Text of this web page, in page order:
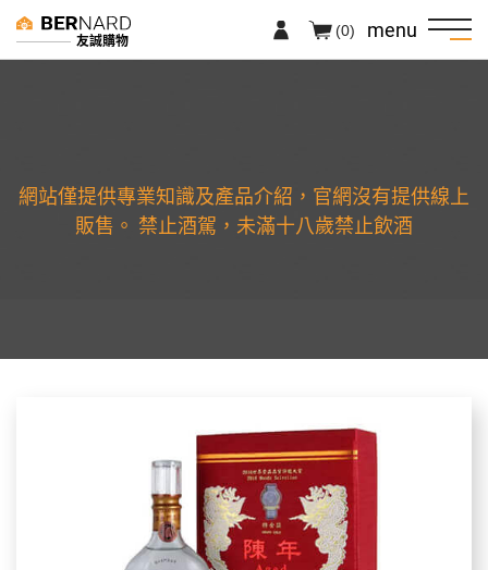
友誠購物 menu
(0)
網站僅提供專業知識及產品介紹，官網沒有提供線上
販售。 禁止酒駕，未滿十八歲禁止飲酒